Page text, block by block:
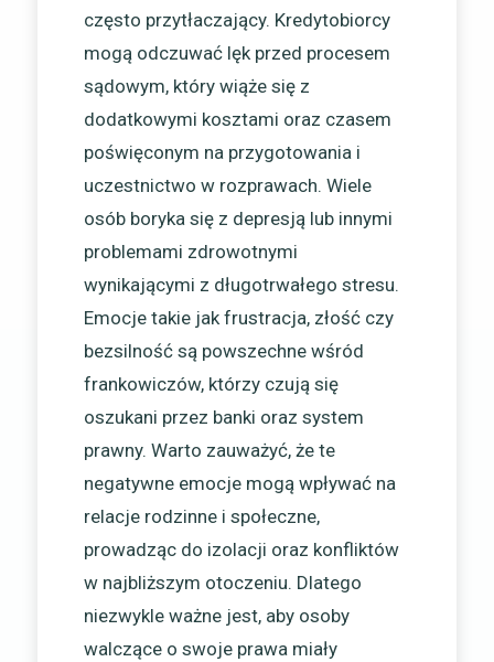
często przytłaczający. Kredytobiorcy
mogą odczuwać lęk przed procesem
sądowym, który wiąże się z
dodatkowymi kosztami oraz czasem
poświęconym na przygotowania i
uczestnictwo w rozprawach. Wiele
osób boryka się z depresją lub innymi
problemami zdrowotnymi
wynikającymi z długotrwałego stresu.
Emocje takie jak frustracja, złość czy
bezsilność są powszechne wśród
frankowiczów, którzy czują się
oszukani przez banki oraz system
prawny. Warto zauważyć, że te
negatywne emocje mogą wpływać na
relacje rodzinne i społeczne,
prowadząc do izolacji oraz konfliktów
w najbliższym otoczeniu. Dlatego
niezwykle ważne jest, aby osoby
walczące o swoje prawa miały